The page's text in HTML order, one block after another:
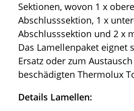
Sektionen, wovon 1 x obere
Abschlusssektion, 1 x
Abschlusssektion und 2 x
Das Lamellenpaket eignet
Ersatz oder zum
beschädigten Thermolux
Details Lamellen: